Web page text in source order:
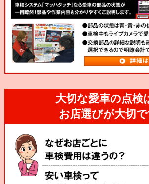
大切な愛車の点検
お店選びが大切